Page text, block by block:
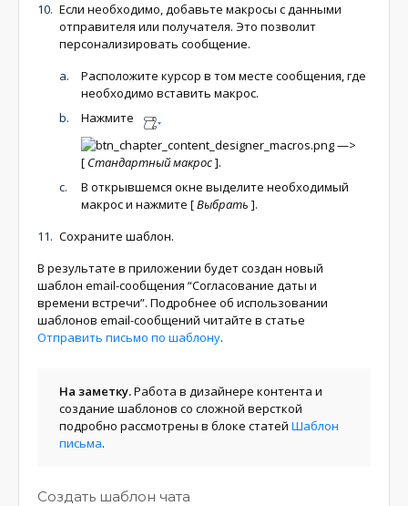
Если необходимо, добавьте макросы с данными
отправителя или получателя. Это позволит
персонализировать сообщение.
Расположите курсор в том месте сообщения, где
необходимо вставить макрос.
Нажмите
—>
[ Стандартный макрос].
В открывшемся окне выделите необходимый
макрос и нажмите [Выбрать ].
Сохраните шаблон.
В результате в приложении будет создан новый
шаблон email-сообщения “Согласование даты и
времени встречи”. Подробнее об использовании
шаблонов email-сообщений читайте в статье
Отправить письмо по шаблону.
На заметку.Работа в дизайнере контента и
создание шаблонов со сложной версткой
подробно рассмотрены в блоке статей Шаблон
письма.
Создать шаблон чата